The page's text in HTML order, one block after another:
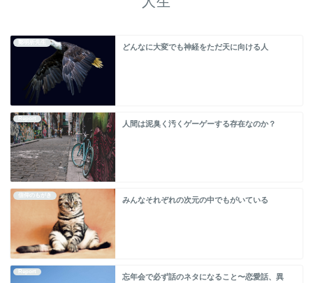
鄭明析先生
どんなに大変でも神経をただ天に向ける人
Report
人間は泥臭く汚くゲーゲーする存在なのか？
信仰のもがき
みんなそれぞれの次元の中でもがいている
Report
忘年会で必ず話のネタになること〜恋愛話、異